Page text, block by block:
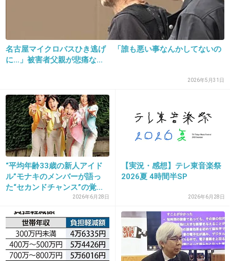
+113
24. 匿名2013/05/10(金) 19:23:54
コイツの涙ほど嘘臭いものはないなｗ
出典：randomtalk.up.seesaa.net
出典：www.sanspo.com
+182 -2
じゃあ、美談になるような行いしろよ
してから言え
名古屋マイクロバスひき逃げ 「誰も悪い事なんかしてないの
に…」被害者父親が悲痛な...
2026年5月31日
“平均年齢33歳の新人アイド
ル”モナキのメンバーが語っ
た“セカンドチャンス”の覚...
2026年6月28日
【実況・感想】テレ東音楽祭
2026夏 4時間半SP
2026年6月28日